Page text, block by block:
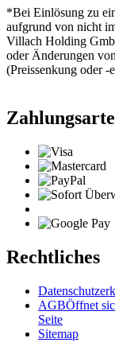
*Bei Einlösung zu
aufgrund von nicht
Villach Holding
oder Änderungen
(Preissenkung oder -
Rechtliches
AGBÖffnet
Seite
Sitemap